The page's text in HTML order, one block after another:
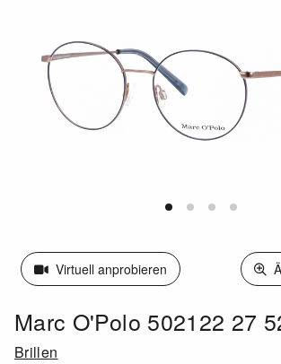
Virtuell anprobieren
Marc O'Polo 502122 27
Brillen